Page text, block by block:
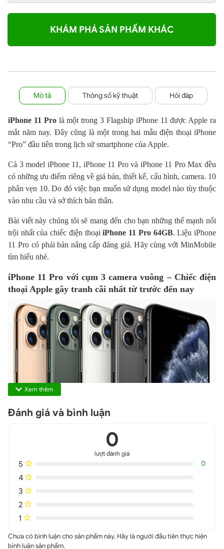
KHÁM PHÁ SẢN PHẨM KHÁC
Mô tả Thông số kỹ thuật Hỏi đáp
iPhone 11 Prolà một trong 3 Flagship iPhone 11 được Apple ra
mắt năm nay. Đây cũng là một trong hai mẫu điện thoại iPhone
“Pro” đầu tiên trong lịch sử smartphone của Apple.
Cả 3 model iPhone 11, iPhone 11 Pro và iPhone 11 Pro Max đều
có những ưu điểm riêng về giá bán, thiết kế, cấu hình, camera. 10
phân vẹn 10. Do đó việc bạn muốn sử dụng model nào tùy thuộc
vào nhu cầu và sở thích bản thân.
Bài viết này chúng tôi sẽ mang đến cho bạn những thế mạnh nổi
trội nhất của chiếc điện thoạiiPhone 11 Pro 64GB. Liệu iPhone
11 Pro có phải bản nâng cấp đáng giá. Hãy cùng với MinMobile
tìm hiểu nhé.
iPhone 11 Pro với cụm 3 camera vuông – Chiếc điện
thoại Apple gây tranh cãi nhất từ trước đến nay
Ngay từ những hình ảnhiPhone 11 Pro 64GBđược leak ra trên
mạng, thì model này đã nhận được rất nhiều ý kiến trái chiều của
Xem thêm
Đánh giá và bình luận
0
lượt đánh giá
5 0
4
3
2
1
Chưa có bình luận cho sản phẩm này. Hãy là người đầu tiên thực hiện
bình luận sản phẩm.